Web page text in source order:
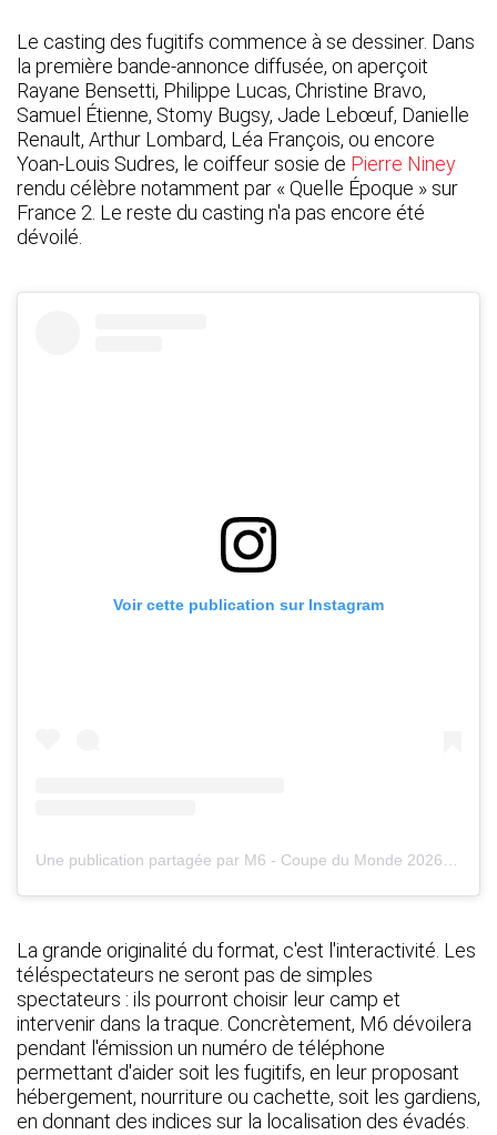
Le casting des fugitifs commence à se dessiner. Dans
la première bande-annonce diffusée, on aperçoit
Rayane Bensetti, Philippe Lucas, Christine Bravo,
Samuel Étienne, Stomy Bugsy, Jade Lebœuf, Danielle
Renault, Arthur Lombard, Léa François, ou encore
Yoan-Louis Sudres, le coiffeur sosie de Pierre Niney
rendu célèbre notamment par « Quelle Époque » sur
France 2. Le reste du casting n'a pas encore été
dévoilé.
Voir cette publication sur Instagram
Une publication partagée par M6 - Coupe du Monde 2026 (@m6officiel)
La grande originalité du format, c'est l'interactivité. Les
téléspectateurs ne seront pas de simples
spectateurs : ils pourront choisir leur camp et
intervenir dans la traque. Concrètement, M6 dévoilera
pendant l'émission un numéro de téléphone
permettant d'aider soit les fugitifs, en leur proposant
hébergement, nourriture ou cachette, soit les gardiens,
en donnant des indices sur la localisation des évadés.